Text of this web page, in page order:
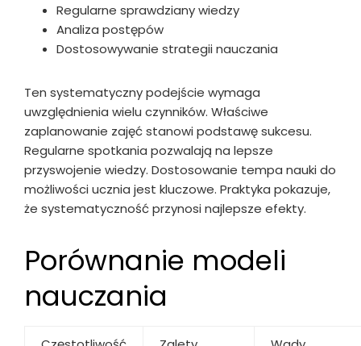
Regularne sprawdziany wiedzy
Analiza postępów
Dostosowywanie strategii nauczania
Ten systematyczny podejście wymaga
uwzględnienia wielu czynników. Właściwe
zaplanowanie zajęć stanowi podstawę sukcesu.
Regularne spotkania pozwalają na lepsze
przyswojenie wiedzy. Dostosowanie tempa nauki do
możliwości ucznia jest kluczowe. Praktyka pokazuje,
że systematyczność przynosi najlepsze efekty.
Porównanie modeli
nauczania